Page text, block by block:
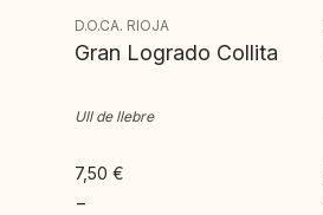
D.O.CA. RIOJA
Gran Logrado Collita
Ull de llebre
7,50 €
−